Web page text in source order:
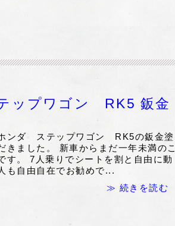
ップワゴン RK5 鈑金
ンダ ステップワゴン RK5の鈑金塗
きました。 新車からまだ一年未満のこ
す。 7人乗りでシートを割と自由に動
も自由自在でお勧めで...
≫ 続きを読む